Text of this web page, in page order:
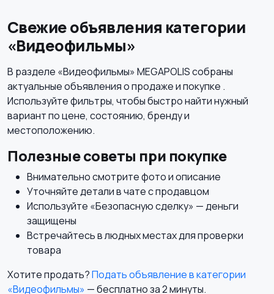
Свежие объявления категории
«Видеофильмы»
В разделе «Видеофильмы» MEGAPOLIS собраны
актуальные объявления о продаже и покупке .
Используйте фильтры, чтобы быстро найти нужный
вариант по цене, состоянию, бренду и
местоположению.
Полезные советы при покупке
Внимательно смотрите фото и описание
Уточняйте детали в чате с продавцом
Используйте «Безопасную сделку» — деньги
защищены
Встречайтесь в людных местах для проверки
товара
Хотите продать?Подать объявление в категории
«Видеофильмы» — бесплатно за 2 минуты.